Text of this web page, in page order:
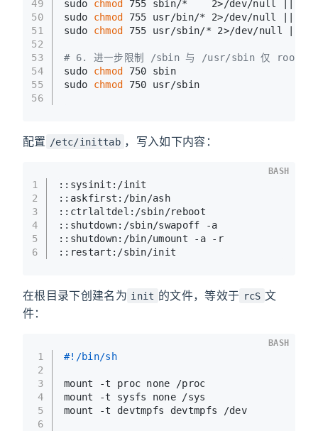
49
50
51
52
53
54
55
56
sudo chmod 755 sbin/*    2>/dev/null ||
sudo chmod 755 usr/bin/* 2>/dev/null ||
sudo chmod 755 usr/sbin/* 2>/dev/null ||
# 6. 进一步限制 /sbin 与 /usr/sbin 仅 root 可
sudo chmod
750 sbin
sudo chmod 750 usr/sbin
配置 /etc/inittab ，写入如下内容：
1
2
3
4
5
6
::sysinit:/init
::askfirst:/bin/ash
::ctrlaltdel:/sbin/reboot
::shutdown:/sbin/swapoff -a
::shutdown:/bin/umount -a -r
::restart:/sbin/init
BASH
在根目录下创建名为 init 的文件，等效于 rcS 文
件：
1
2
3
4
5
6
#!/bin/sh
mount -t proc none /proc
mount -t sysfs none /sys
mount -t devtmpfs devtmpfs /dev
BASH